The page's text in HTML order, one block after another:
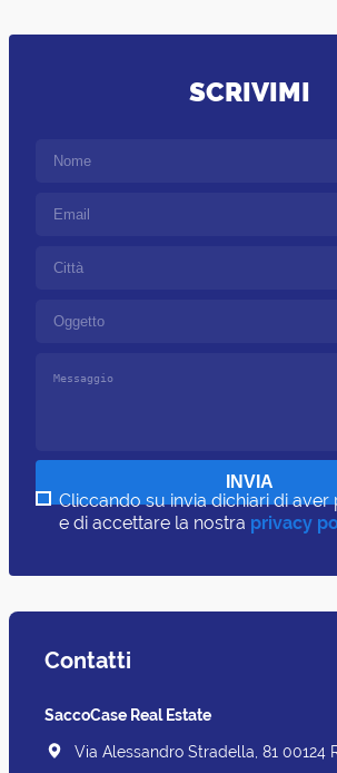
SCRIVIMI
Cliccando su invia dichiari di aver
e di accettare la nostra privacy
Contatti
SaccoCase Real Estate
Via Alessandro Stradella, 81 00124